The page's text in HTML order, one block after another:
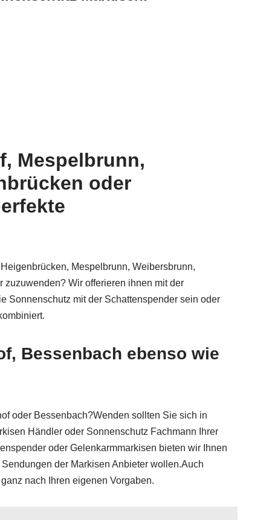
Mespelbrunn,
oder
Mespelbrunn, Weibersbrunn,
zuzuwenden? Wir offerieren ihnen mit der
Sonnenschutz mit der Schattenspender sein oder
Bessenbach ebenso wie
oder Bessenbach?Wenden sollten Sie sich in
Händler oder Sonnenschutz Fachmann Ihrer
oder Gelenkarmmarkisen bieten wir Ihnen
der Markisen Anbieter wollen.Auch
nach Ihren eigenen Vorgaben.